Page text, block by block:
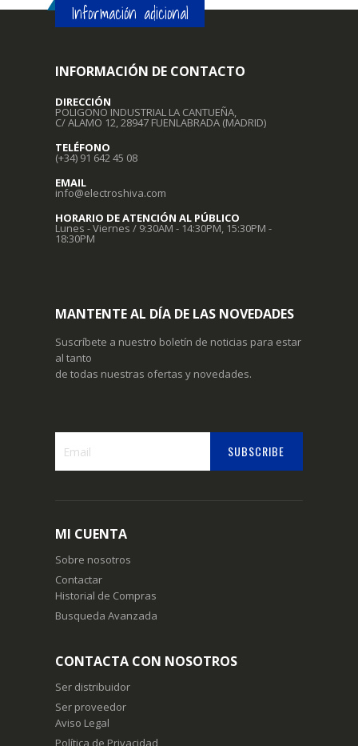
Información adicional
INFORMACIÓN DE CONTACTO
DIRECCIÓN
POLIGONO INDUSTRIAL LA CANTUEÑA,
C/ ALAMO 12, 28947 FUENLABRADA (MADRID)
TELÉFONO
(+34) 91 642 45 08
EMAIL
info@electroshiva.com
HORARIO DE ATENCIÓN AL PÚBLICO
Lunes - Viernes / 9:30AM - 14:30PM, 15:30PM -
18:30PM
MANTENTE AL DÍA DE LAS NOVEDADES
Suscríbete a nuestro boletín de noticias para estar
al tanto
de todas nuestras ofertas y novedades.
de
noticias:
SUBSCRIBE
MI CUENTA
Sobre nosotros
Contactar
Historial de Compras
Busqueda Avanzada
CONTACTA CON NOSOTROS
Ser distribuidor
Ser proveedor
Aviso Legal